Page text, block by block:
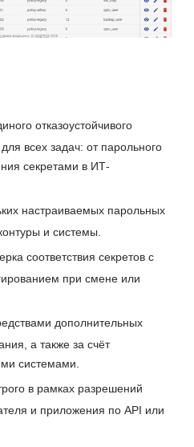
отказоустойчивого
всех задач: от парольного
секретами в ИТ-
настраиваемых парольных
и системы.
соответствия секретов с
при смене или
дополнительных
а также за счёт
системами.
в рамках разрешений
и приложения по API или